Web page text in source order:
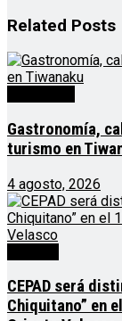
Related Posts
Gastronomía,
turismo en
4 agosto, 2026
CEPAD será
Chiquitano” en